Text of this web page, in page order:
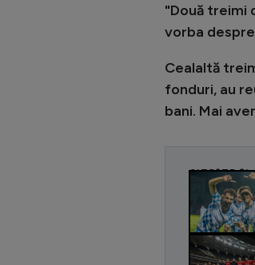
"Două treimi
vorba
Cealaltă
fonduri, au
bani. Mai
CITEȘTE ȘI